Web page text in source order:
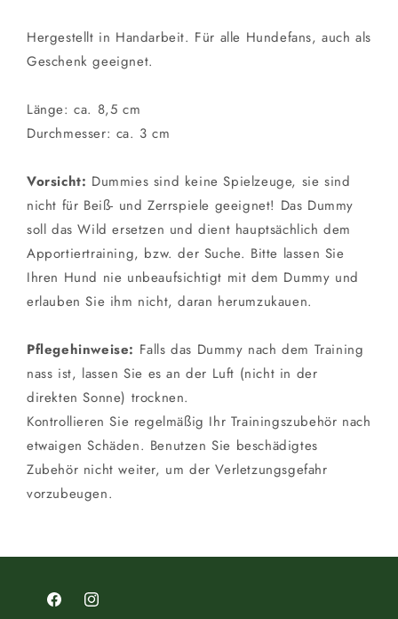
Hergestellt in Handarbeit. Für alle Hundefans, auch als
Geschenk geeignet.
Länge: ca. 8,5 cm
Durchmesser: ca. 3 cm
Vorsicht: Dummies sind keine Spielzeuge, sie sind
nicht für Beiß- und Zerrspiele geeignet! Das Dummy
soll das Wild ersetzen und dient hauptsächlich dem
Apportiertraining, bzw. der Suche. Bitte lassen Sie
Ihren Hund nie unbeaufsichtigt mit dem Dummy und
erlauben Sie ihm nicht, daran herumzukauen.
Pflegehinweise: Falls das Dummy nach dem Training
nass ist, lassen Sie es an der Luft (nicht in der
direkten Sonne) trocknen.
Kontrollieren Sie regelmäßig Ihr Trainingszubehör nach
etwaigen Schäden. Benutzen Sie beschädigtes
Zubehör nicht weiter, um der Verletzungsgefahr
vorzubeugen.
FacebookInstagram